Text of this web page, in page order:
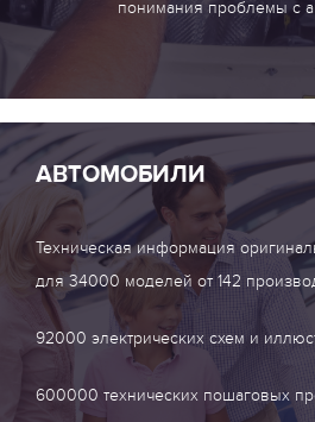
понимания проблемы с
АВТОМОБИЛИ
Техническая информация
для 34000 моделей от 142
92000 электрических схем и
600000 технических пошаговых